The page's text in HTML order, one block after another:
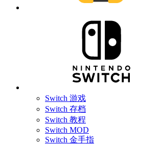
Switch 游戏
Switch 存档
Switch 教程
Switch MOD
Switch 金手指